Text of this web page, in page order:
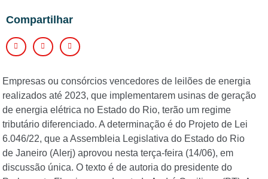
Compartilhar
Empresas ou consórcios vencedores de leilões de energia
realizados até 2023, que implementarem usinas de geração
de energia elétrica no Estado do Rio, terão um regime
tributário diferenciado. A determinação é do Projeto de Lei
6.046/22, que a Assembleia Legislativa do Estado do Rio
de Janeiro (Alerj) aprovou nesta terça-feira (14/06), em
discussão única. O texto é de autoria do presidente do